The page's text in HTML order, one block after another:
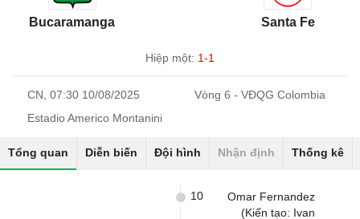
Bucaramanga Santa Fe
Hiệp một: 1-1
CN, 07:30 10/08/2025
Vòng 6 - VĐQG Colombia
Estadio Americo Montanini
Tổng quan Diễn biến Đội hình Nhận định Thống kê
Omar Fernandez
(Kiến tạo: Ivan
10